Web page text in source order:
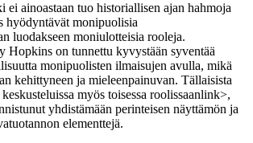
ei ainoastaan tuo historiallisen ajan hahmoja
hyödyntävät monipuolisia
luodakseen moniulotteisia rooleja.
Hopkins on tunnettu kyvystään syventää
monipuolisten ilmaisujen avulla, mikä
kehittyneen ja mieleenpainuvan. Tällaisista
myös toisessa roolissaanlink>,
yhdistämään perinteisen näyttämön ja
elementtejä.